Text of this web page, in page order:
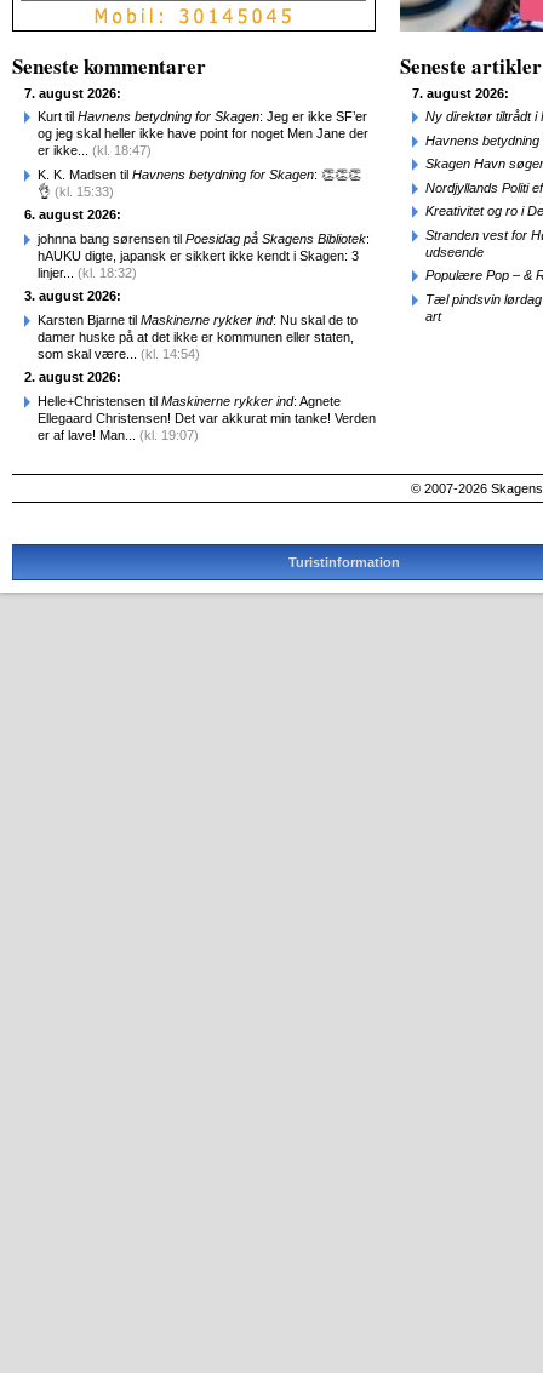
Seneste kommentarer
7. august 2026:
Kurt til Havnens betydning for Skagen: Jeg er ikke SF’er
og jeg skal heller ikke have point for noget Men Jane der
er ikke... (kl. 18:47)
K. K. Madsen til Havnens betydning for Skagen: 👏👏👏
👌 (kl. 15:33)
6. august 2026:
johnna bang sørensen til Poesidag på Skagens Bibliotek:
hAUKU digte, japansk er sikkert ikke kendt i Skagen: 3
linjer... (kl. 18:32)
3. august 2026:
Karsten Bjarne til Maskinerne rykker ind: Nu skal de to
damer huske på at det ikke er kommunen eller staten,
som skal være... (kl. 14:54)
2. august 2026:
Helle+Christensen til Maskinerne rykker ind: Agnete
Ellegaard Christensen! Det var akkurat min tanke! Verden
er af lave! Man... (kl. 19:07)
Seneste artikler
7. august 2026:
Ny direktør tiltrådt i
Havnens betydning
Skagen Havn
Nordjyllands Politi
Kreativitet og ro i
Stranden vest for
udseende
Populære Pop – &
Tæl pindsvin
art
© 2007-2026
Turistinformation